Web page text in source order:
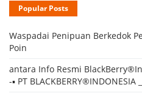
Popular Posts
Waspadai Penipuan Berkedok
Poin
antara Info Resmi
-▪ PT BLACKBERRY®INDONESIA